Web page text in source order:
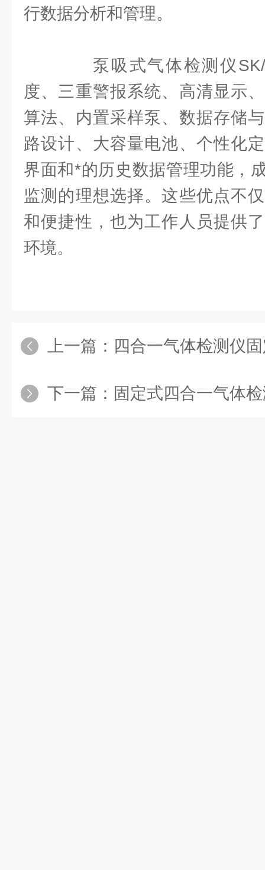
行数据分析和管理。
泵吸式气体检测仪SK/
度、三重警报系统、高清显示
算法、内置采样泵、数据存储
路设计、大容量电池、个性化
界面和*的历史数据管理功能，
监测的理想选择。这些优点不
和便捷性，也为工作人员提供
环境。
上一篇： 四合一气体检测仪固定
下一篇： 固定式四合一气体检测